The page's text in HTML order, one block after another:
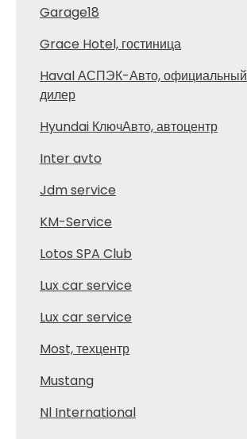
Garage18
Grace Hotel, гостиница
Haval АСПЭК-Авто, официальный
дилер
Hyundai КлючАвто, автоцентр
Inter avto
Jdm service
KM-Service
Lotos SPA Club
Lux car service
Lux car service
Most, техцентр
Mustang
Nl International